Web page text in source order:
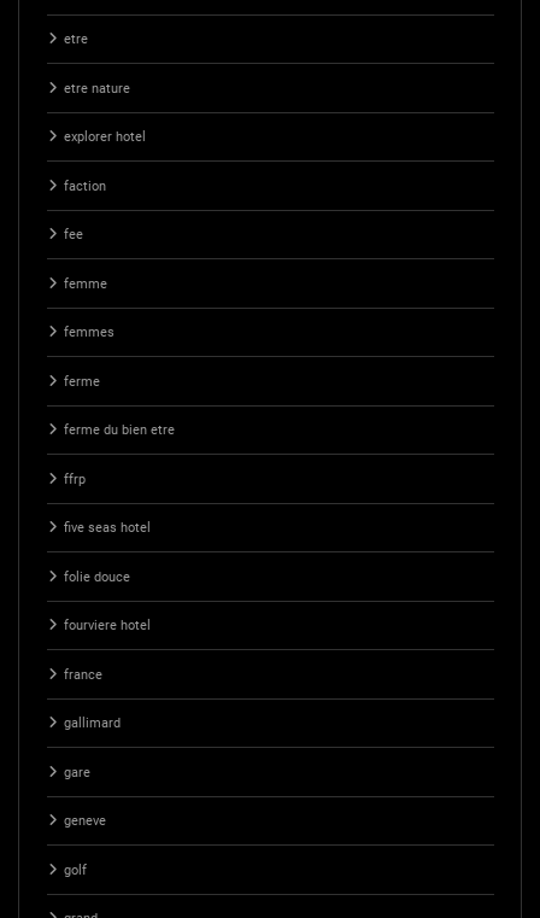
etre
etre nature
explorer hotel
faction
fee
femme
femmes
ferme
ferme du bien etre
ffrp
five seas hotel
folie douce
fourviere hotel
france
gallimard
gare
geneve
golf